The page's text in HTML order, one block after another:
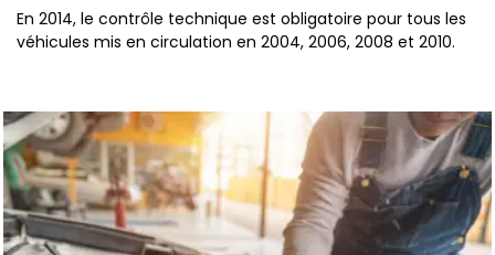
En 2014, le contrôle technique est obligatoire pour tous les
véhicules mis en circulation en 2004, 2006, 2008 et 2010.